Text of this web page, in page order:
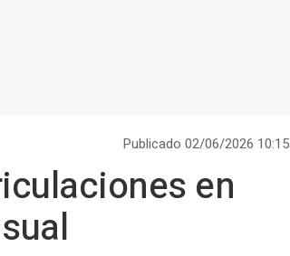
Publicado 02/06/2026 10:15
en